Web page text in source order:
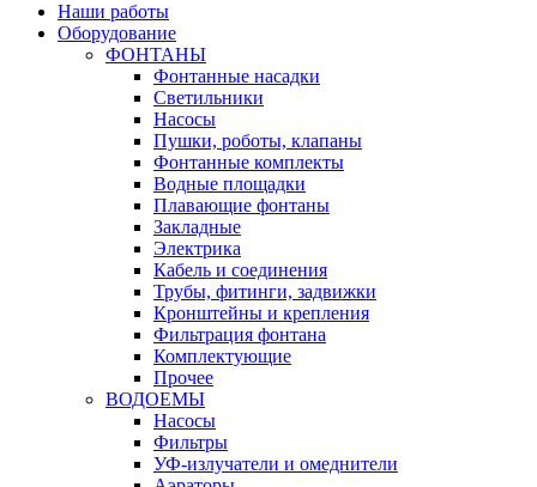
Наши работы
Оборудование
ФОНТАНЫ
Фонтанные насадки
Cветильники
Насосы
Пушки, роботы, клапаны
Фонтанные комплекты
Водные площадки
Плавающие фонтаны
Закладные
Электрика
Кабель и соединения
Трубы, фитинги, задвижки
Кронштейны и крепления
Фильтрация фонтана
Комплектующие
Прочее
ВОДОЕМЫ
Насосы
Фильтры
УФ-излучатели и омеднители